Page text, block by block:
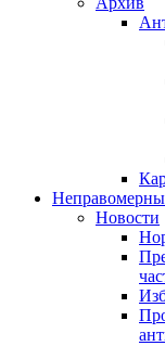
Новости